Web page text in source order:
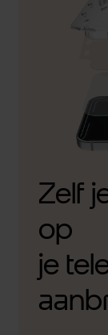
Zelf
op
je